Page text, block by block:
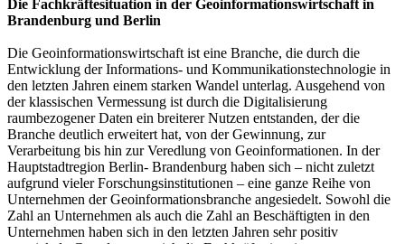
Die Fachkräftesituation in der Geoinformationswirtschaft in
Brandenburg und Berlin
Die Geoinformationswirtschaft ist eine Branche, die durch die
Entwicklung der Informations- und Kommunikationstechnologie in
den letzten Jahren einem starken Wandel unterlag. Ausgehend von
der klassischen Vermessung ist durch die Digitalisierung
raumbezogener Daten ein breiterer Nutzen entstanden, der die
Branche deutlich erweitert hat, von der Gewinnung, zur
Verarbeitung bis hin zur Veredlung von Geoinformationen. In der
Hauptstadtregion Berlin- Brandenburg haben sich – nicht zuletzt
aufgrund vieler Forschungsinstitutionen – eine ganze Reihe von
Unternehmen der Geoinformationsbranche angesiedelt. Sowohl die
Zahl an Unternehmen als auch die Zahl an Beschäftigten in den
Unternehmen haben sich in den letzten Jahren sehr positiv